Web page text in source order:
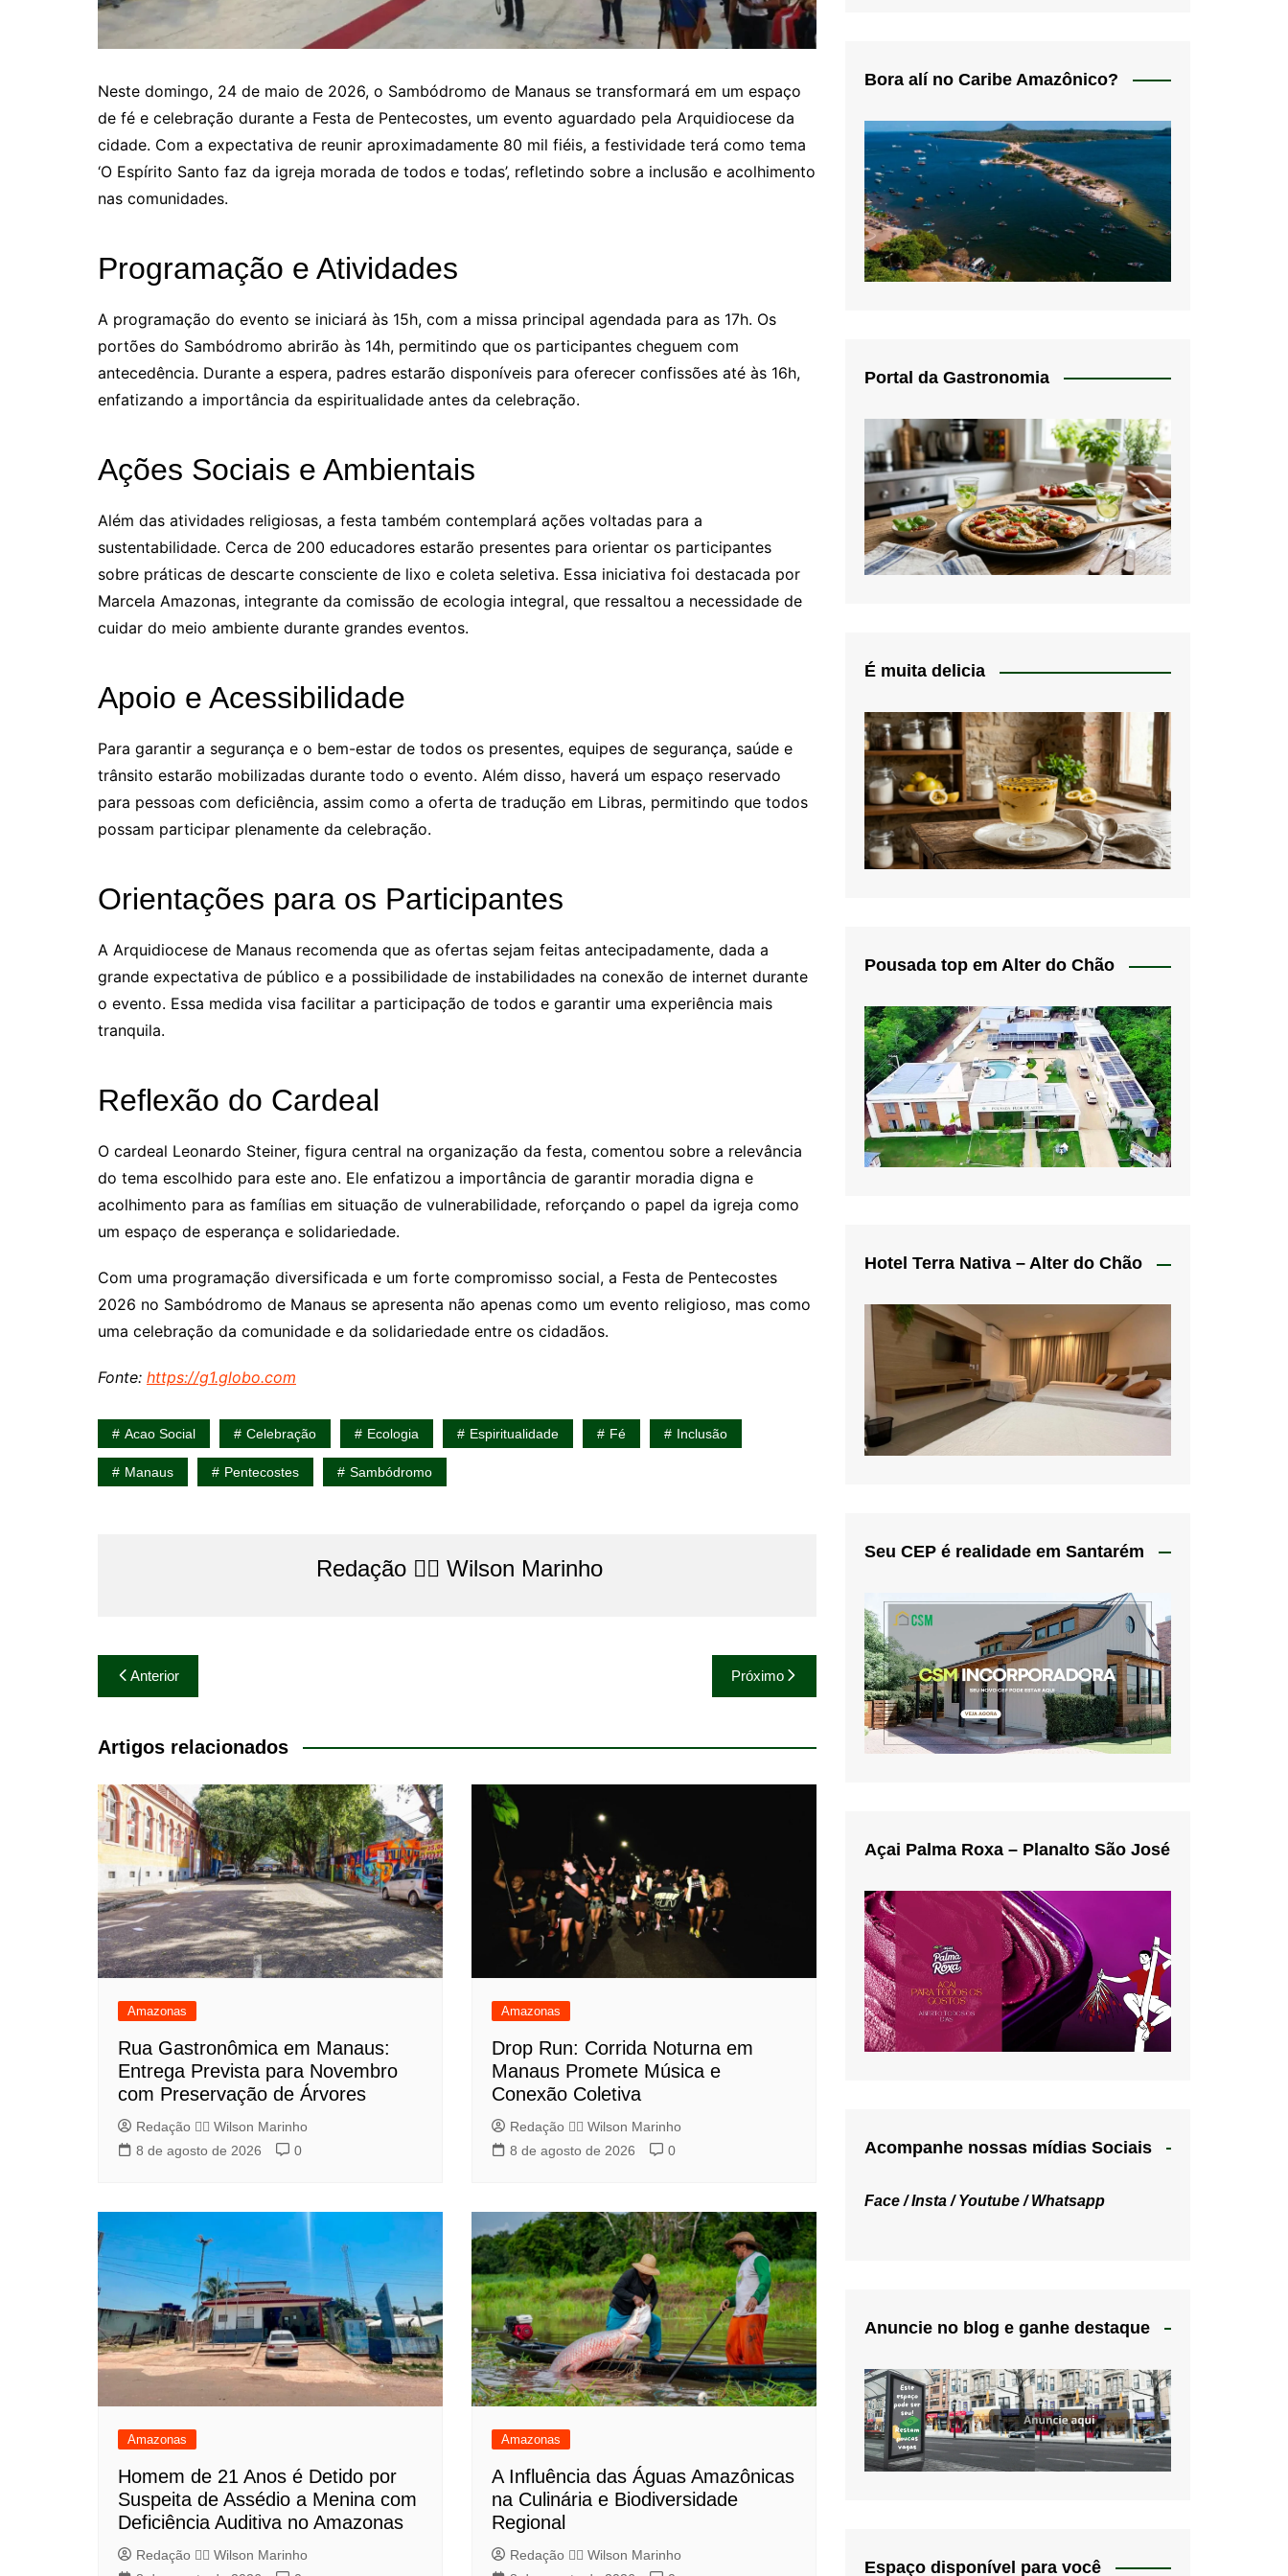
Neste domingo, 24 de maio de 2026, o Sambódromo de Manaus se transformará em um espaço
de fé e celebração durante a Festa de Pentecostes, um evento aguardado pela Arquidiocese da
cidade. Com a expectativa de reunir aproximadamente 80 mil fiéis, a festividade terá como tema
‘O Espírito Santo faz da igreja morada de todos e todas’, refletindo sobre a inclusão e acolhimento
nas comunidades.
Programação e Atividades
A programação do evento se iniciará às 15h, com a missa principal agendada para as 17h. Os
portões do Sambódromo abrirão às 14h, permitindo que os participantes cheguem com
antecedência. Durante a espera, padres estarão disponíveis para oferecer confissões até às 16h,
enfatizando a importância da espiritualidade antes da celebração.
Ações Sociais e Ambientais
Além das atividades religiosas, a festa também contemplará ações voltadas para a
sustentabilidade. Cerca de 200 educadores estarão presentes para orientar os participantes
sobre práticas de descarte consciente de lixo e coleta seletiva. Essa iniciativa foi destacada por
Marcela Amazonas, integrante da comissão de ecologia integral, que ressaltou a necessidade de
cuidar do meio ambiente durante grandes eventos.
Apoio e Acessibilidade
Para garantir a segurança e o bem-estar de todos os presentes, equipes de segurança, saúde e
trânsito estarão mobilizadas durante todo o evento. Além disso, haverá um espaço reservado
para pessoas com deficiência, assim como a oferta de tradução em Libras, permitindo que todos
possam participar plenamente da celebração.
Orientações para os Participantes
A Arquidiocese de Manaus recomenda que as ofertas sejam feitas antecipadamente, dada a
grande expectativa de público e a possibilidade de instabilidades na conexão de internet durante
o evento. Essa medida visa facilitar a participação de todos e garantir uma experiência mais
tranquila.
Reflexão do Cardeal
O cardeal Leonardo Steiner, figura central na organização da festa, comentou sobre a relevância
do tema escolhido para este ano. Ele enfatizou a importância de garantir moradia digna e
acolhimento para as famílias em situação de vulnerabilidade, reforçando o papel da igreja como
um espaço de esperança e solidariedade.
Com uma programação diversificada e um forte compromisso social, a Festa de Pentecostes
2026 no Sambódromo de Manaus se apresenta não apenas como um evento religioso, mas como
uma celebração da comunidade e da solidariedade entre os cidadãos.
Fonte: https://g1.globo.com
Acao Social Celebração Ecologia Espiritualidade Fé Inclusão
Manaus Pentecostes Sambódromo
Redação 👨‍⚖️​ Wilson Marinho
Navegação
de
Post
Anterior Próximo
Artigos relacionados
Amazonas
Rua Gastronômica em Manaus:
Entrega Prevista para Novembro
com Preservação de Árvores
Redação 👨‍⚖️​ Wilson Marinho
8 de agosto de 2026
0
Amazonas
Drop Run: Corrida Noturna em
Manaus Promete Música e
Conexão Coletiva
Redação 👨‍⚖️​ Wilson Marinho
8 de agosto de 2026
0
Amazonas
Homem de 21 Anos é Detido por
Suspeita de Assédio a Menina com
Deficiência Auditiva no Amazonas
Redação 👨‍⚖️​ Wilson Marinho
Amazonas
A Influência das Águas Amazônicas
na Culinária e Biodiversidade
Regional
Redação 👨‍⚖️​ Wilson Marinho
Bora alí no Caribe Amazônico?
Portal da Gastronomia
É muita delicia
Pousada top em Alter do Chão
Hotel Terra Nativa – Alter do Chão
Seu CEP é realidade em Santarém
Açai Palma Roxa – Planalto São José
Acompanhe nossas mídias Sociais
Face /Insta /Youtube /Whatsapp
Anuncie no blog e ganhe destaque
Espaço disponível para você